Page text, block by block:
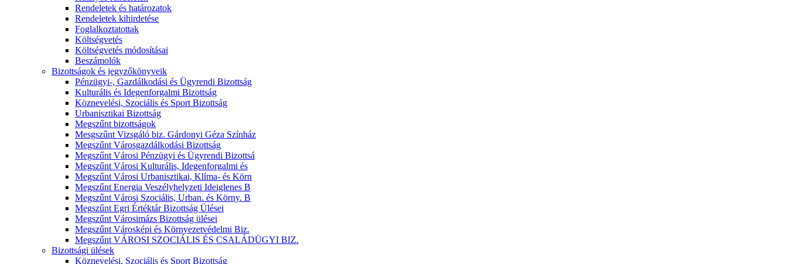
Rendeletek és határozatok
Rendeletek kihirdetése
Foglalkoztatottak
Költségvetés
Költségvetés módosításai
Beszámolók
Bizottságok és jegyzőkönyveik
Pénzügyi-, Gazdálkodási és Ügyrendi Bizottság
Kulturális és Idegenforgalmi Bizottság
Köznevelési, Szociális és Sport Bizottság
Urbanisztikai Bizottság
Megszűnt bizottságok
Mesgszűnt Vizsgáló biz. Gárdonyi Géza Színház
Megszűnt Városgazdálkodási Bizottság
Megszűnt Városi Pénzügyi és Ügyrendi Bizottsá
Megszűnt Városi Kulturális, Idegenforgalmi és
Megszűnt Városi Urbanisztikai, Klíma- és Körn
Megszűnt Energia Veszélyhelyzeti Ideiglenes B
Megszűnt Városi Szociális, Urban. és Körny. B
Megszűnt Egri Értéktár Bizottság Ülései
Megszűnt Városimázs Bizottság ülései
Megszűnt Városképi és Környezetvédelmi Biz.
Megszűnt VÁROSI SZOCIÁLIS ÉS CSALÁDÜGYI BIZ.
Bizottsági ülések
Köznevelési, Szociális és Sport Bizottság